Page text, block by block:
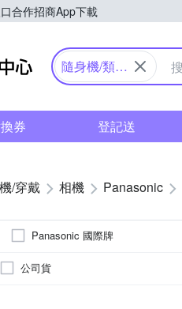
合作招商App下載
Yahoo購物中心
隨身機/類單
券 登記送
/穿戴 相機 Panasonic
Panasonic 國際牌
公司貨